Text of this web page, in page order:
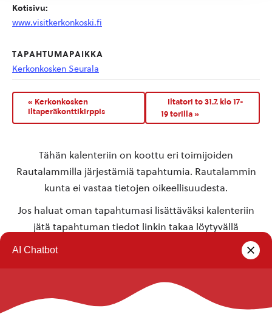
Kotisivu:
www.visitkerkonkoski.fi
TAPAHTUMAPAIKKA
Kerkonkosken Seurala
« Kerkonkosken
iltaperäkonttikirppis
Iltatori to 31.7. klo 17-
19 torilla»
Tähän kalenteriin on koottu eri toimijoiden
Rautalammilla järjestämiä tapahtumia. Rautalammin
kunta ei vastaa tietojen oikeellisuudesta.
Jos haluat oman tapahtumasi lisättäväksi kalenteriin
jätä tapahtuman tiedot linkin takaa löytyvällä
Rautalammin kunta